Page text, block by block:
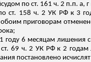
по ст. 161 ч. 2 п.п. а, г
ст. 158 ч. 2 УК РФ к 3
приговорам
году 6 месяцам
69 ч. 2 УК РФ к 2
постановлено